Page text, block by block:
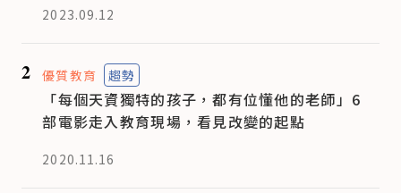
2023.09.12
2 優質教育 趨勢
「每個天資獨特的孩子，都有位懂他的老師」6
部電影走入教育現場，看見改變的起點
2020.11.16